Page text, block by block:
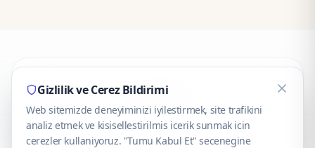
CaseOnn
© 2025 CaseOnn. Tüm hakları saklıdır.
Gizlilik ve Cerez Bildirimi
Web sitemizde deneyiminizi iyilestirmek, site trafikini
analiz etmek ve kisisellestirilmis icerik sunmak icin
cerezler kullaniyoruz. "Tumu Kabul Et" secenegine